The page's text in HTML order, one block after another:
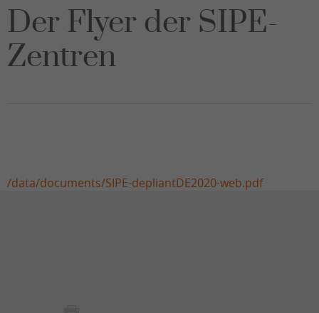
Der Flyer der SIPE-
Zentren
/data/documents/SIPE-depliantDE2020-web.pdf